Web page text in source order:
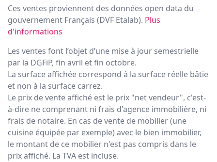
Ces ventes proviennent des données open data du
gouvernement Français (DVF Etalab). Plus
d'informations
Les ventes font l’objet d’une mise à jour semestrielle
par la DGFiP, fin avril et fin octobre.
La surface affichée correspond à la surface réelle bâtie
et non à la surface carrez.
Le prix de vente affiché est le prix "net vendeur", c'est-
à-dire ne comprenant ni frais d'agence immobilière, ni
frais de notaire. En cas de vente de mobilier (une
cuisine équipée par exemple) avec le bien immobilier,
le montant de ce mobilier n'est pas compris dans le
prix affiché. La TVA est incluse.